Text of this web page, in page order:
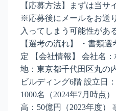
【応募方法】まずは当サ
※応募後にメールをお送
入ってしまう可能性があ
【選考の流れ】 ・書類
定 【会社情報】 会社名
地：東京都千代田区丸の
ビルディング6階 設立日
1000名（2024年7月時点
高：50億円（2023年度）